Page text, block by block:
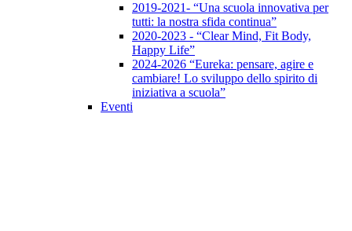
2019-2021- “Una scuola innovativa per
tutti: la nostra sfida continua”
2020-2023 - “Clear Mind, Fit Body,
Happy Life”
2024-2026 “Eureka: pensare, agire e
cambiare! Lo sviluppo dello spirito di
iniziativa a scuola”
Eventi